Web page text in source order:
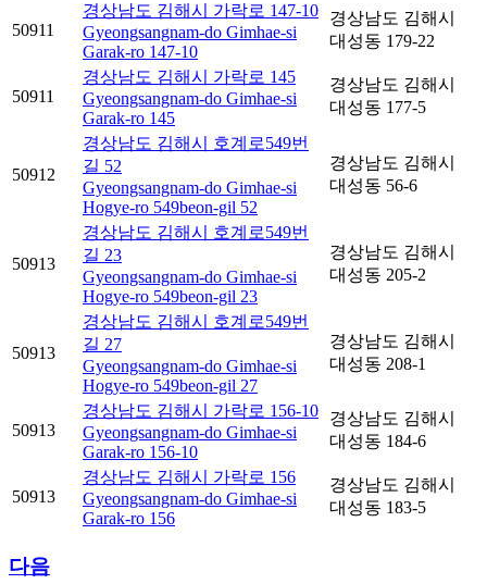
50911
경상남도 김해시 가락로 147-10
Gyeongsangnam-do Gimhae-si
Garak-ro 147-10
경상남도 김해시
대성동 179-22
50911
경상남도 김해시 가락로 145
Gyeongsangnam-do Gimhae-si
Garak-ro 145
경상남도 김해시
대성동 177-5
50912
경상남도 김해시 호계로549번
길 52
Gyeongsangnam-do Gimhae-si
Hogye-ro 549beon-gil 52
경상남도 김해시
대성동 56-6
50913
경상남도 김해시 호계로549번
길 23
Gyeongsangnam-do Gimhae-si
Hogye-ro 549beon-gil 23
경상남도 김해시
대성동 205-2
50913
경상남도 김해시 호계로549번
길 27
Gyeongsangnam-do Gimhae-si
Hogye-ro 549beon-gil 27
경상남도 김해시
대성동 208-1
50913
경상남도 김해시 가락로 156-10
Gyeongsangnam-do Gimhae-si
Garak-ro 156-10
경상남도 김해시
대성동 184-6
50913
경상남도 김해시 가락로 156
Gyeongsangnam-do Gimhae-si
Garak-ro 156
경상남도 김해시
대성동 183-5
다음